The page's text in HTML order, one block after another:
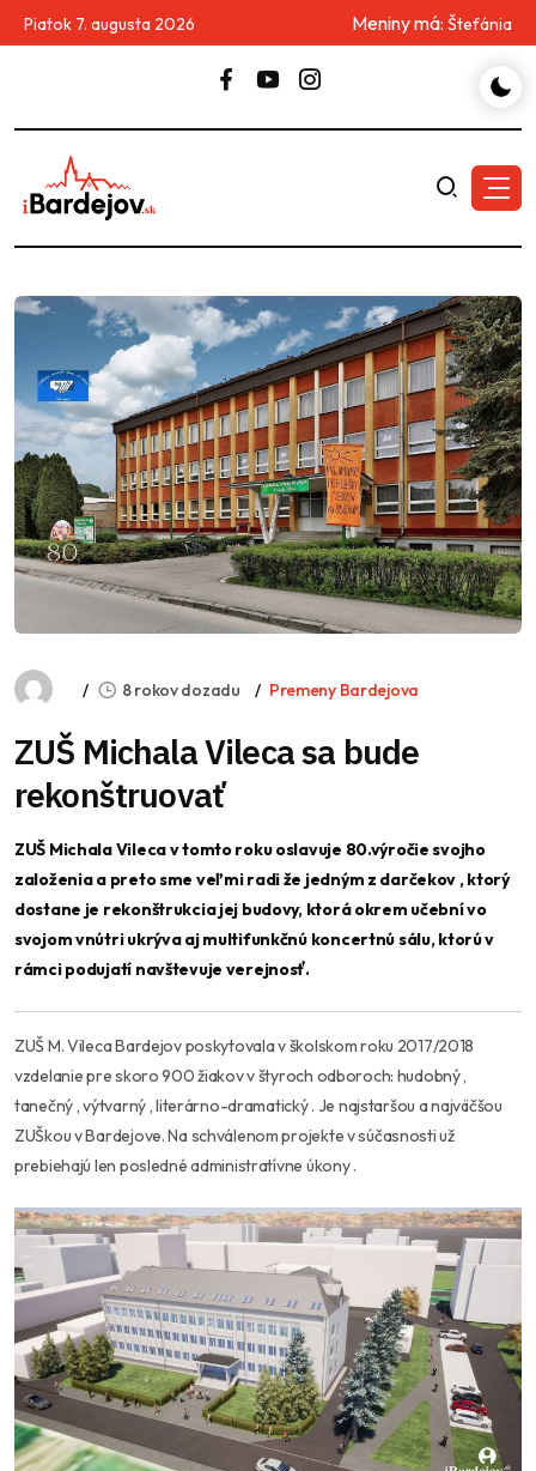
Piatok 7. augusta 2026 Meniny má: Štefánia
8 rokov dozadu Premeny Bardejova
ZUŠ Michala Vileca sa bude
rekonštruovať
ZUŠ Michala Vileca v tomto roku oslavuje 80.výročie svojho
založenia a preto sme veľmi radi že jedným z darčekov , ktorý
dostane je rekonštrukcia jej budovy, ktorá okrem učební vo
svojom vnútri ukrýva aj multifunkčnú koncertnú sálu, ktorú v
rámci podujatí navštevuje verejnosť.
ZUŠ M. Vileca Bardejov poskytovala v školskom roku 2017/2018
vzdelanie pre skoro 900 žiakov v štyroch odboroch: hudobný ,
tanečný , výtvarný , literárno-dramatický . Je najstaršou a najväčšou
ZUŠkou vBardejove. Na schválenom projekte v súčasnosti už
prebiehajú len posledné administratívne úkony .